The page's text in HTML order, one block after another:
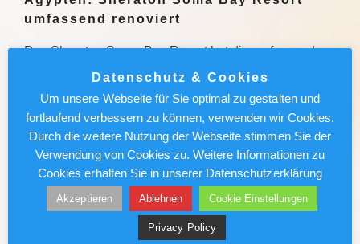
umfassend renoviert
Das Sheraton Soma Bay Resort hat die umfassende
Modernisierung abgeschlossen. Alle 326 Zimmer
Hauses in Ägypten wurden neu gestaltet. Quelle Das
Sheraton Soma Bay Resort hat…
Weiterlesen
Vtours: IT-Wechsel kommt voran
Datenschutz & Cookies
Um unsere Webseite für Sie optimal zu gestalten und
fortlaufend verbessern zu können, verwenden wir Cookies.
Durch die weitere Nutzung der Webseite stimmen Sie der
Verwendung von Cookies zu. Weitere Informationen zu
Cookies erhalten Sie in unserer Datenschutzerklärung
Akzeptieren Ablehnen Cookie Einstellungen
Privacy Policy